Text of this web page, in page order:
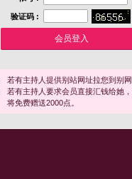
验证码 :
若有主持人提供别站网址拉您到别
若有主持人要求会员直接汇钱给她
将免费赠送2000点。